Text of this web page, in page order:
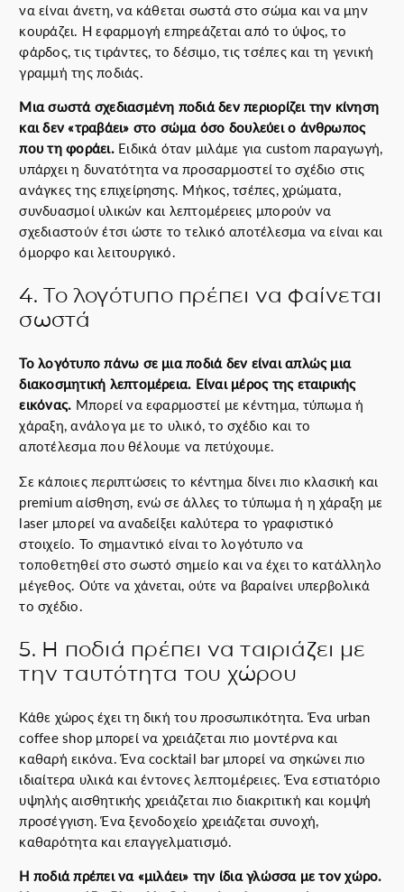
να είναι άνετη, να κάθεται σωστά στο σώμα και να μην
κουράζει. Η εφαρμογή επηρεάζεται από το ύψος, το
φάρδος, τις τιράντες, το δέσιμο, τις τσέπες και τη γενική
γραμμή της ποδιάς.
Μια σωστά σχεδιασμένη ποδιά δεν περιορίζει την κίνηση
και δεν «τραβάει» στο σώμα όσο δουλεύει ο άνθρωπος
που τη φοράει.Ειδικά όταν μιλάμε για custom παραγωγή,
υπάρχει η δυνατότητα να προσαρμοστεί το σχέδιο στις
ανάγκες της επιχείρησης. Μήκος, τσέπες, χρώματα,
συνδυασμοί υλικών και λεπτομέρειες μπορούν να
σχεδιαστούν έτσι ώστε το τελικό αποτέλεσμα να είναι και
όμορφο και λειτουργικό.
4. Το λογότυπο πρέπει να φαίνεται
σωστά
Το λογότυπο πάνω σε μια ποδιά δεν είναι απλώς μια
διακοσμητική λεπτομέρεια. Είναι μέρος της εταιρικής
εικόνας. Μπορεί να εφαρμοστεί με κέντημα, τύπωμα ή
χάραξη, ανάλογα με το υλικό, το σχέδιο και το
αποτέλεσμα που θέλουμε να πετύχουμε.
Σε κάποιες περιπτώσεις το κέντημα δίνει πιο κλασική και
premium αίσθηση, ενώ σε άλλες το τύπωμα ή η χάραξη με
laser μπορεί να αναδείξει καλύτερα το γραφιστικό
στοιχείο. Το σημαντικό είναι το λογότυπο να
τοποθετηθεί στο σωστό σημείο και να έχει το κατάλληλο
μέγεθος. Ούτε να χάνεται, ούτε να βαραίνει υπερβολικά
το σχέδιο.
5. Η ποδιά πρέπει να ταιριάζει με
την ταυτότητα του χώρου
Κάθε χώρος έχει τη δική του προσωπικότητα. Ένα urban
coffee shop μπορεί να χρειάζεται πιο μοντέρνα και
καθαρή εικόνα. Ένα cocktail bar μπορεί να σηκώνει πιο
ιδιαίτερα υλικά και έντονες λεπτομέρειες. Ένα εστιατόριο
υψηλής αισθητικής χρειάζεται πιο διακριτική και κομψή
προσέγγιση. Ένα ξενοδοχείο χρειάζεται συνοχή,
καθαρότητα και επαγγελματισμό.
Η ποδιά πρέπει να «μιλάει» την ίδια γλώσσα με τον χώρο.